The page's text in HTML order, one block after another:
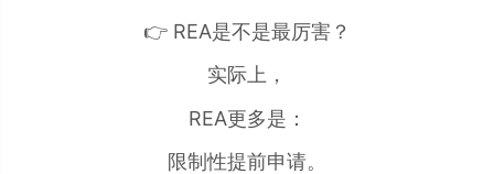
👉 REA是不是最厉害？
实际上，
REA更多是：
限制性提前申请。